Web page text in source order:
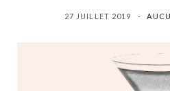
27 JUILLET 2019